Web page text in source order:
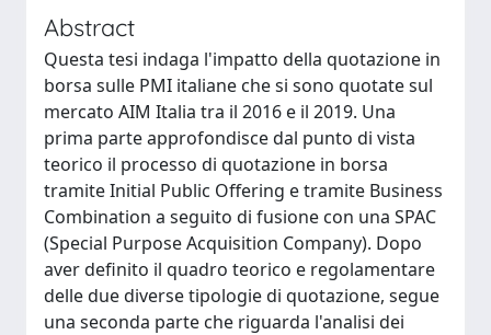
Abstract
Questa tesi indaga l'impatto della quotazione in
borsa sulle PMI italiane che si sono quotate sul
mercato AIM Italia tra il 2016 e il 2019. Una
prima parte approfondisce dal punto di vista
teorico il processo di quotazione in borsa
tramite Initial Public Offering e tramite Business
Combination a seguito di fusione con una SPAC
(Special Purpose Acquisition Company). Dopo
aver definito il quadro teorico e regolamentare
delle due diverse tipologie di quotazione, segue
una seconda parte che riguarda l'analisi dei